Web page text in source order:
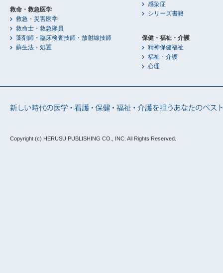
救命・救急医学
救急・災害医学
救命士・救急隊員
薬剤師・臨床検査技師・放射線技師
蘇生法・処置
感染症
シリーズ書籍
保健・福祉・介護
精神保健福祉
福祉・介護
心理
Copyright (c) HERUSU PUBLISHING CO., INC. All Rights Reserved.